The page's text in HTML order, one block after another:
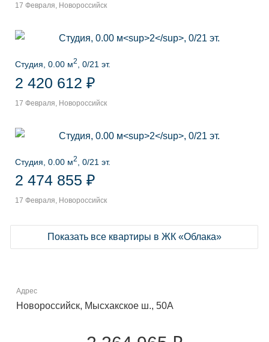
17 Февраля, Новороссийск
Студия, 0.00 м2 , 0/21 эт.
2 420 612 ₽
17 Февраля, Новороссийск
Студия, 0.00 м2 , 0/21 эт.
2 474 855 ₽
17 Февраля, Новороссийск
Показать все квартиры в ЖК «Облака»
Адрес
Новороссийск, Мысхакское ш., 50А